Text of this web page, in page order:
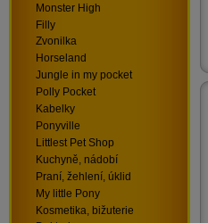
Monster High
Filly
Zvonilka
Horseland
Jungle in my pocket
Polly Pocket
Kabelky
Ponyville
Littlest Pet Shop
Kuchyně, nádobí
Praní, žehlení, úklid
My little Pony
Kosmetika, bižuterie